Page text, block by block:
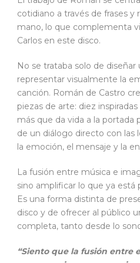
cotidiano a través de frases y
mano, lo que complementa
Carlos en este disco.
No se trataba solo de diseñar
representar visualmente la
canción. Román de Castro
piezas de arte: diez
más que da vida a la portada
de un diálogo directo con las
la emoción, el mensaje y la
La fusión entre música e
sino amplificar lo que ya está
Es una forma distinta de
disco y de ofrecer al público
completa, tanto desde lo
“Siento que la fusión entre